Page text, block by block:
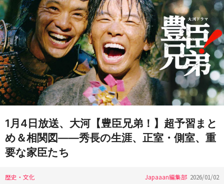
1月4日放送、大河【豊臣兄弟！】超予習まと
め＆相関図——秀長の生涯、正室・側室、重
要な家臣たち
歴史・文化 Japaaan編集部 2026/01/02